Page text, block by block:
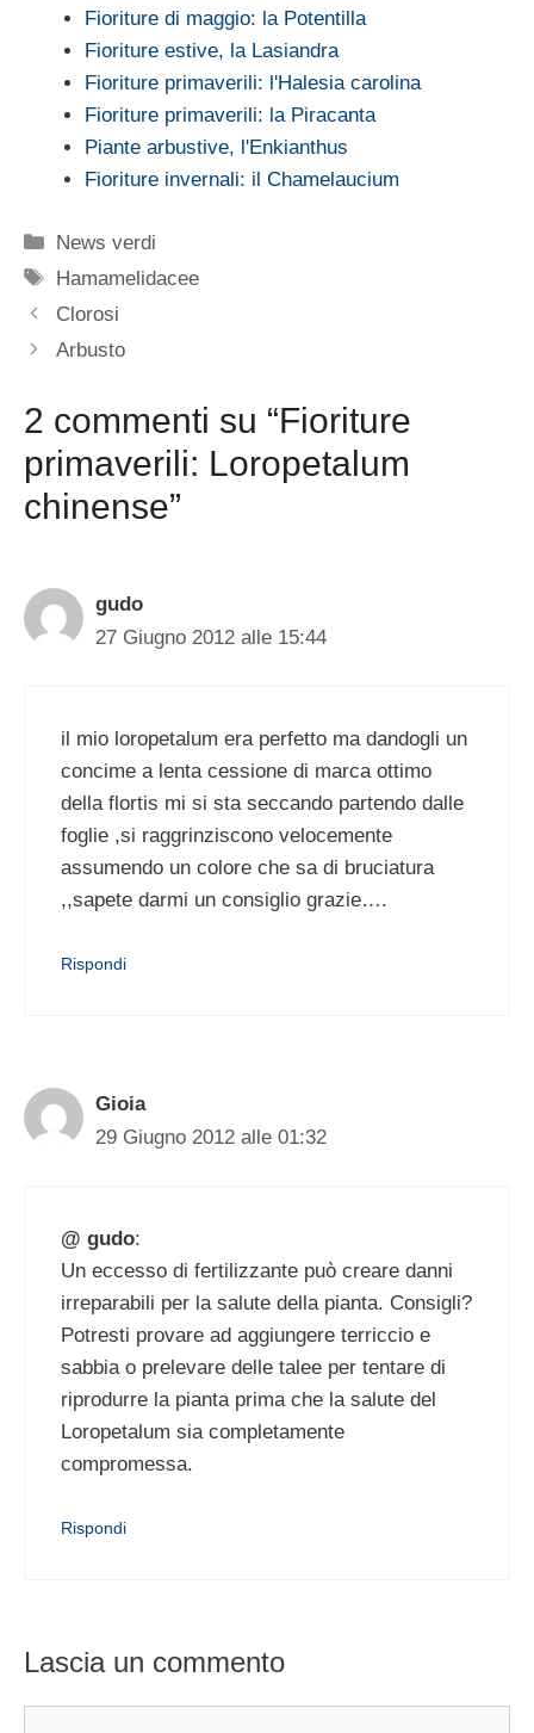
Fioriture di maggio: la Potentilla
Fioriture estive, la Lasiandra
Fioriture primaverili: l'Halesia carolina
Fioriture primaverili: la Piracanta
Piante arbustive, l'Enkianthus
Fioriture invernali: il Chamelaucium
Categorie
News verdi
Tag
Hamamelidacee
Clorosi
Arbusto
2 commenti su “Fioriture
primaverili: Loropetalum
chinense”
gudo
27 Giugno 2012 alle 15:44
il mio loropetalum era perfetto ma dandogli un
concime a lenta cessione di marca ottimo
della flortis mi si sta seccando partendo dalle
foglie ,si raggrinziscono velocemente
assumendo un colore che sa di bruciatura
,,sapete darmi un consiglio grazie….
Rispondi
Gioia
29 Giugno 2012 alle 01:32
@ gudo:
Un eccesso di fertilizzante può creare danni
irreparabili per la salute della pianta. Consigli?
Potresti provare ad aggiungere terriccio e
sabbia o prelevare delle talee per tentare di
riprodurre la pianta prima che la salute del
Loropetalum sia completamente
compromessa.
Rispondi
Lascia un commento